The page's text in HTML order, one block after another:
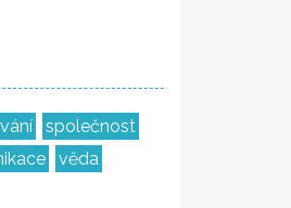
společnost
věda